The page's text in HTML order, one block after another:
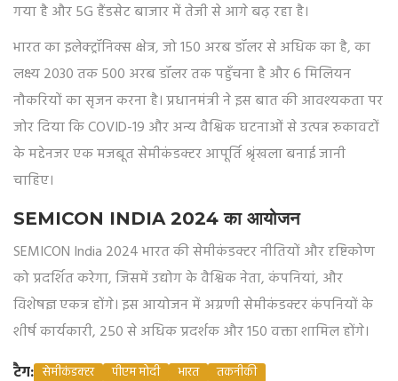
गया है और 5G हैंडसेट बाजार में तेजी से आगे बढ़ रहा है।
भारत का इलेक्ट्रॉनिक्स क्षेत्र, जो 150 अरब डॉलर से अधिक का है, का
लक्ष्य 2030 तक 500 अरब डॉलर तक पहुँचना है और 6 मिलियन
नौकरियों का सृजन करना है। प्रधानमंत्री ने इस बात की आवश्यकता पर
जोर दिया कि COVID-19 और अन्य वैश्विक घटनाओं से उत्पन्न रुकावटों
के मद्देनजर एक मजबूत सेमीकंडक्टर आपूर्ति श्रृंखला बनाई जानी
चाहिए।
SEMICON INDIA 2024 का आयोजन
SEMICON India 2024 भारत की सेमीकंडक्टर नीतियों और दृष्टिकोण
को प्रदर्शित करेगा, जिसमें उद्योग के वैश्विक नेता, कंपनियां, और
विशेषज्ञ एकत्र होंगे। इस आयोजन में अग्रणी सेमीकंडक्टर कंपनियों के
शीर्ष कार्यकारी, 250 से अधिक प्रदर्शक और 150 वक्ता शामिल होंगे।
टैग: सेमीकंडक्टर पीएम मोदी भारत तकनीकी